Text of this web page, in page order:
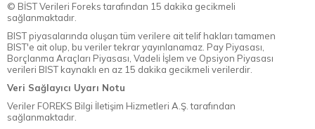
© BİST Verileri Foreks tarafından 15 dakika gecikmeli
sağlanmaktadır.
BIST piyasalarında oluşan tüm verilere ait telif hakları tamamen
BIST'e ait olup, bu veriler tekrar yayınlanamaz. Pay Piyasası,
Borçlanma Araçları Piyasası, Vadeli İşlem ve Opsiyon Piyasası
verileri BIST kaynaklı en az 15 dakika gecikmeli verilerdir.
Veri Sağlayıcı Uyarı Notu
Veriler FOREKS Bilgi İletişim Hizmetleri A.Ş. tarafından
sağlanmaktadır.